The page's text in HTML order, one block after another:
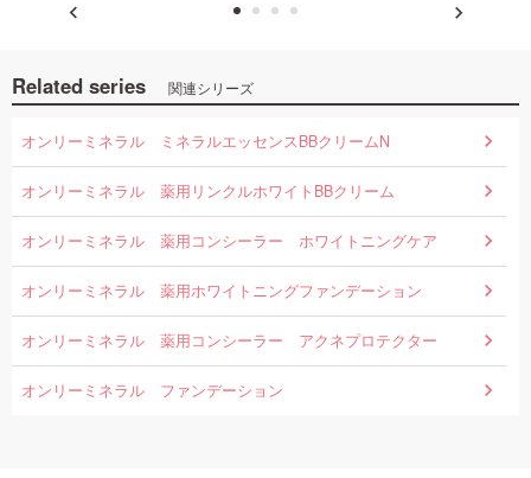
Related series 関連シリーズ
オンリーミネラル ミネラルエッセンスBBクリームN
オンリーミネラル 薬用リンクルホワイトBBクリーム
オンリーミネラル 薬用コンシーラー ホワイトニングケア
オンリーミネラル 薬用ホワイトニングファンデーション
オンリーミネラル 薬用コンシーラー アクネプロテクター
オンリーミネラル ファンデーション